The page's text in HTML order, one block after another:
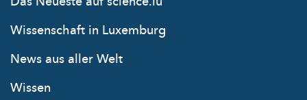
Wissenschaft in Luxemburg
News aus aller Welt
Wissen